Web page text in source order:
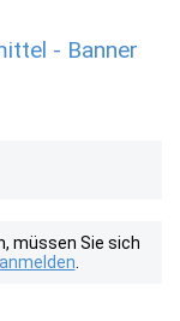
- Banner
müssen Sie sich